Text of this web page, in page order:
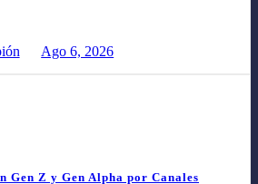
Ago 6, 2026
Gen Z y Gen Alpha por Canales